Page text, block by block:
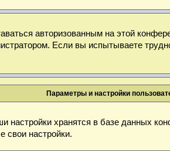
авторизованным на этой
Если вы испытываете
Параметры и настройки
настройки хранятся в базе данных
свои настройки.